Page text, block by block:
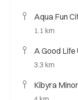
Aqua Fun
1.1 km
A Good
3.3 km
Kibyra